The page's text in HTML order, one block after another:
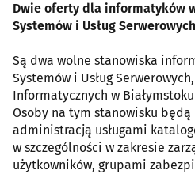
Dwie oferty dla informatyków
Systemów i Usług Serwerowych
Są dwa wolne stanowiska
Systemów i Usług
Informatycznych w
Osoby na tym stanowisku będą
administracją usługami
w szczególności w zakresie
użytkowników, grupami